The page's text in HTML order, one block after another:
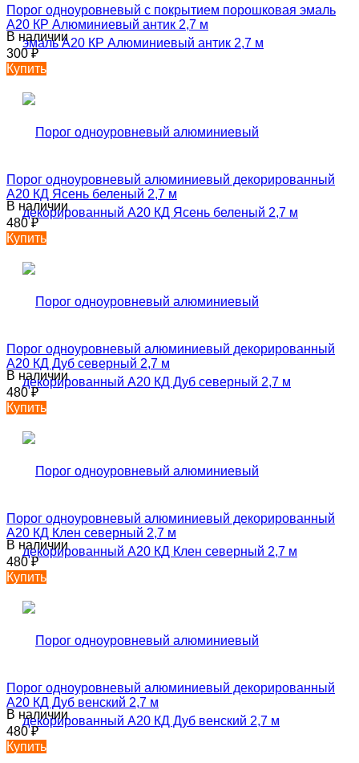
Порог одноуровневый с покрытием порошковая эмаль
А20 КР Алюминиевый антик 2,7 м
В наличии
300₽
Купить
Порог одноуровневый алюминиевый декорированный
А20 КД Ясень беленый 2,7 м
В наличии
480₽
Купить
Порог одноуровневый алюминиевый декорированный
А20 КД Дуб северный 2,7 м
В наличии
480₽
Купить
Порог одноуровневый алюминиевый декорированный
А20 КД Клен северный 2,7 м
В наличии
480₽
Купить
Порог одноуровневый алюминиевый декорированный
А20 КД Дуб венский 2,7 м
В наличии
480₽
Купить